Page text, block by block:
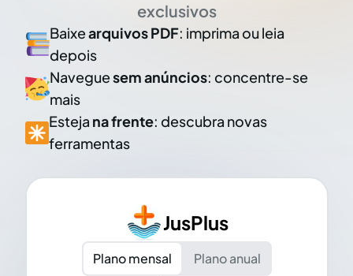
exclusivos
Baixearquivos PDF: imprima ou leia
depois
Naveguesem anúncios: concentre-se
mais
Esteja na frente: descubra novas
ferramentas
JusPlus
Plano mensal
Plano anual